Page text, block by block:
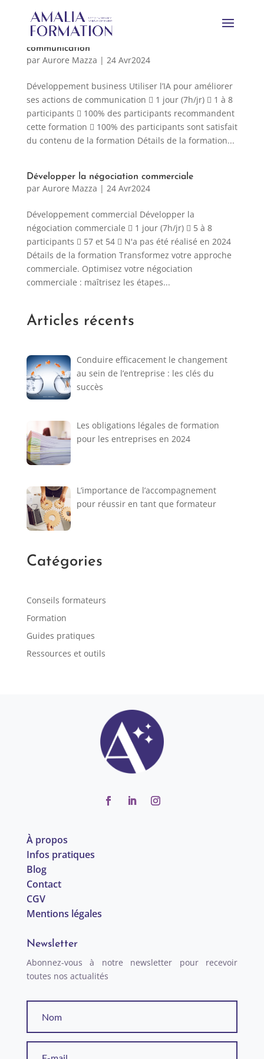
Utiliser l’IA pour améliorer ses actions de
communication
par Aurore Mazza | 24 Avr2024
Développement business Utiliser l’IA pour améliorer
ses actions de communication  1 jour (7h/jr)  1 à 8
participants  100% des participants recommandent
cette formation  100% des participants sont satisfait
du contenu de la formation Détails de la formation...
Développer la négociation commerciale
par Aurore Mazza | 24 Avr2024
Développement commercial Développer la
négociation commerciale  1 jour (7h/jr)  5 à 8
participants  57 et 54  N'a pas été réalisé en 2024
Détails de la formation Transformez votre approche
commerciale. Optimisez votre négociation
commerciale : maîtrisez les étapes...
Articles récents
Conduire efficacement le changement
au sein de l’entreprise : les clés du
succès
Les obligations légales de formation
pour les entreprises en 2024
L’importance de l’accompagnement
pour réussir en tant que formateur
Catégories
Conseils formateurs
Formation
Guides pratiques
Ressources et outils
À propos
Infos pratiques
Blog
Contact
CGV
Mentions légales
Newsletter
Abonnez-vous à notre newsletter pour recevoir
toutes nos actualités